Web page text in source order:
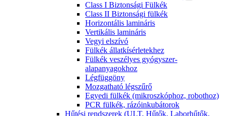
Class I Biztonsági Fülkék
Class II Biztonsági fülkék
Horizontális lamináris
Vertikális lamináris
Vegyi elszívó
Fülkék állatkísérletekhez
Fülkék veszélyes gyógyszer-
alapanyagokhoz
Légfüggöny
Mozgatható légszűrő
Egyedi fülkék (mikroszkóphoz, robothoz)
PCR fülkék, rázóinkubátorok
Hűtési rendszerek (ULT, Hűtők, Laborhűtők,